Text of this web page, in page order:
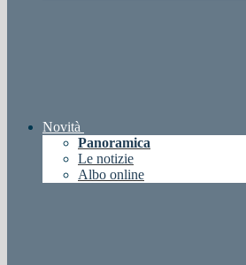
Novità
Panoramica
Le notizie
Albo online